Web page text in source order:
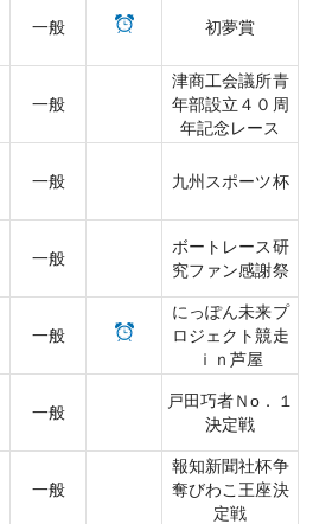
一般 初夢賞
一般
津商工会議所青
年部設立４０周
年記念レース
一般 九州スポーツ杯
一般
ボートレース研
究ファン感謝祭
一般
にっぽん未来プ
ロジェクト競走
ｉｎ芦屋
一般
戸田巧者Ｎо．１
決定戦
一般
報知新聞社杯争
奪びわこ王座決
定戦